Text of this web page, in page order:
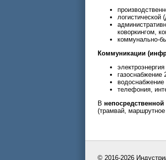
логистической
коворкингом,
коммунально-
Коммуникации
газоснабжение
телефония,
В непосредственной
(трамвай, маршрутное
© 2016-2026